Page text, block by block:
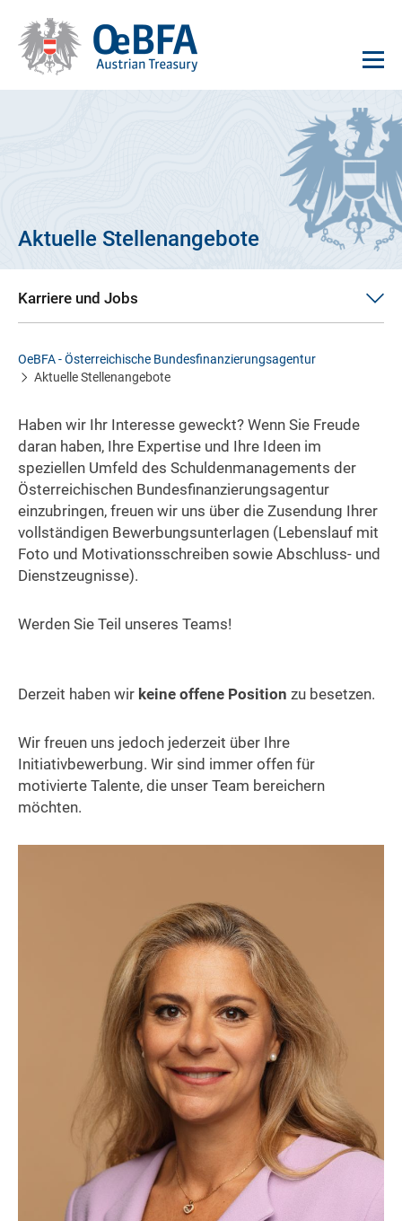
Aktuelle Stellenangebote
Karriere und Jobs
OeBFA - Österreichische Bundesfinanzierungsagentur
Aktuelle Stellenangebote
Haben wir Ihr Interesse geweckt? Wenn Sie Freude
daran haben, Ihre Expertise und Ihre Ideen im
speziellen Umfeld des Schuldenmanagements der
Österreichischen Bundesfinanzierungsagentur
einzubringen, freuen wir uns über die Zusendung Ihrer
vollständigen Bewerbungsunterlagen (Lebenslauf mit
Foto und Motivationsschreiben sowie Abschluss- und
Dienstzeugnisse).
Werden Sie Teil unseres Teams!
Derzeit haben wir keine offene Position zu besetzen.
Wir freuen uns jedoch jederzeit über Ihre
Initiativbewerbung. Wir sind immer offen für
motivierte Talente, die unser Team bereichern
möchten.